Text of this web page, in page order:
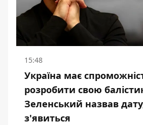
15:48
Україна має
розробити свою
Зеленський назвав
з'явиться